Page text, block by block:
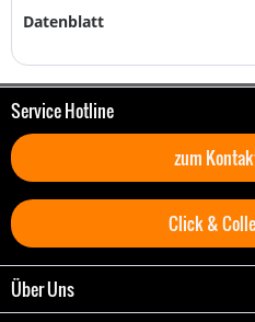
Datenblatt
Service Hotline
zum
Click &
Über Uns